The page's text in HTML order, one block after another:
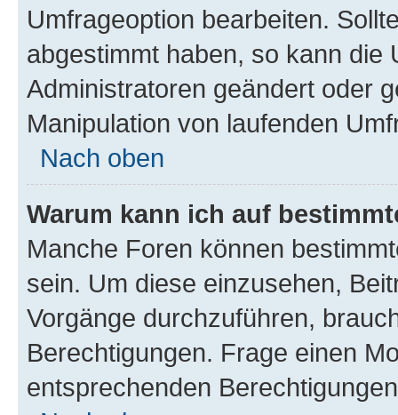
Umfrageoption bearbeiten.
abgestimmt haben, so kann
Administratoren geändert oder
Manipulation von laufenden
Nach oben
Warum kann ich auf
Manche Foren können
sein. Um diese einzusehen,
Vorgänge durchzuführen,
Berechtigungen. Frage einen
entsprechenden